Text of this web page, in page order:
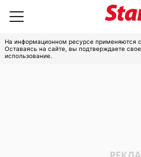
На информационном ресурсе применяются
Оставаясь на сайте, вы подтверждаете свое
использование.